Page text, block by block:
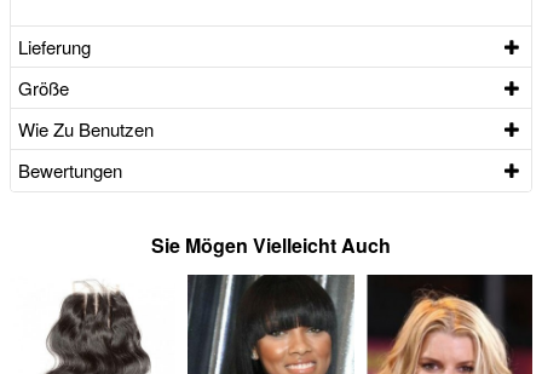
Lieferung
Größe
Wie Zu Benutzen
Bewertungen
Sie Mögen Vielleicht Auch